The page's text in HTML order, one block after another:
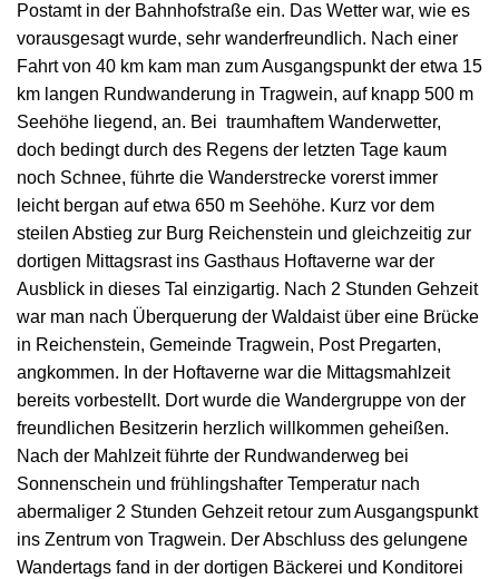
Postamt in der Bahnhofstraße ein. Das Wetter war, wie es
vorausgesagt wurde, sehr wanderfreundlich. Nach einer
Fahrt von 40 km kam man zum Ausgangspunkt der etwa 15
km langen Rundwanderung in Tragwein, auf knapp 500 m
Seehöhe liegend, an. Bei traumhaftem Wanderwetter,
doch bedingt durch des Regens der letzten Tage kaum
noch Schnee, führte die Wanderstrecke vorerst immer
leicht bergan auf etwa 650 m Seehöhe. Kurz vor dem
steilen Abstieg zur Burg Reichenstein und gleichzeitig zur
dortigen Mittagsrast ins Gasthaus Hoftaverne war der
Ausblick in dieses Tal einzigartig. Nach 2 Stunden Gehzeit
war man nach Überquerung der Waldaist über eine Brücke
in Reichenstein, Gemeinde Tragwein, Post Pregarten,
angkommen. In der Hoftaverne war die Mittagsmahlzeit
bereits vorbestellt. Dort wurde die Wandergruppe von der
freundlichen Besitzerin herzlich willkommen geheißen.
Nach der Mahlzeit führte der Rundwanderweg bei
Sonnenschein und frühlingshafter Temperatur nach
abermaliger 2 Stunden Gehzeit retour zum Ausgangspunkt
ins Zentrum von Tragwein. Der Abschluss des gelungene
Wandertags fand in der dortigen Bäckerei und Konditorei